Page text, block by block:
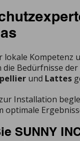
lokale Kompetenz
Bedürfnisse
und Lattes
Installation
optimale
SUNNY